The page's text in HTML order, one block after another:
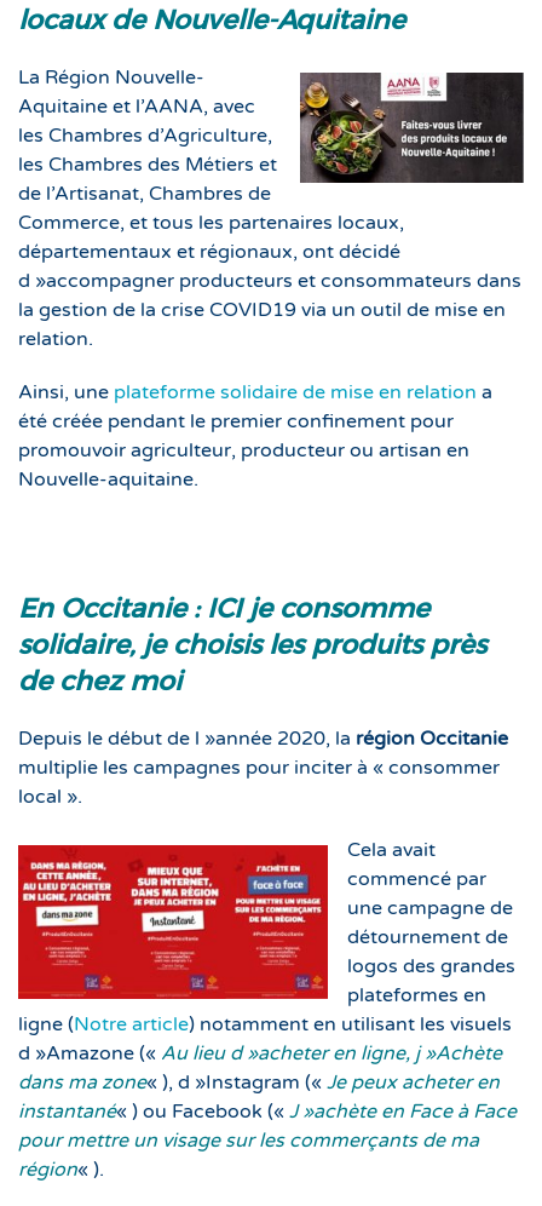
locaux de Nouvelle-Aquitaine
La Région Nouvelle-
Aquitaine et l’AANA, avec
les Chambres d’Agriculture,
les Chambres des Métiers et
de l’Artisanat, Chambres de
Commerce, et tous les partenaires locaux,
départementaux et régionaux, ont décidé
d »accompagner producteurs et consommateurs dans
la gestion de la crise COVID19 via un outil de mise en
relation.
Ainsi, une plateforme solidaire de mise en relation a
été créée pendant le premier confinement pour
promouvoir agriculteur, producteur ou artisan en
Nouvelle-aquitaine.
En Occitanie : ICI je consomme
solidaire, je choisis les produits près
de chez moi
Depuis le début de l »année 2020, la région Occitanie
multiplie les campagnes pour inciter à « consommer
local ».
Cela avait
commencé par
une campagne de
détournement de
logos des grandes
plateformes en
ligne (Notre article) notamment en utilisant les visuels
d »Amazone (« Au lieu d »acheter en ligne, j »Achète
dans ma zone« ), d »Instagram (« Je peux acheter en
instantané« ) ou Facebook (« J »achète en Face à Face
pour mettre un visage sur les commerçants de ma
région« ).